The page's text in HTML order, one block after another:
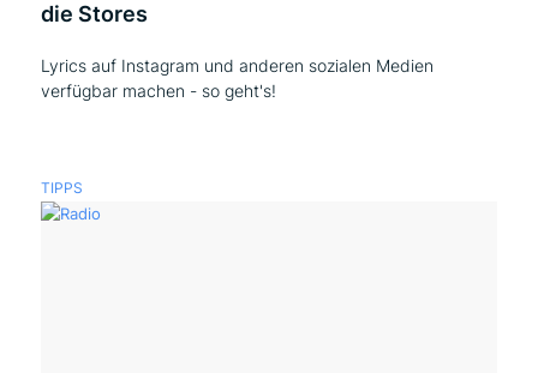
die Stores
Lyrics auf Instagram und anderen sozialen Medien
verfügbar machen - so geht's!
TIPPS